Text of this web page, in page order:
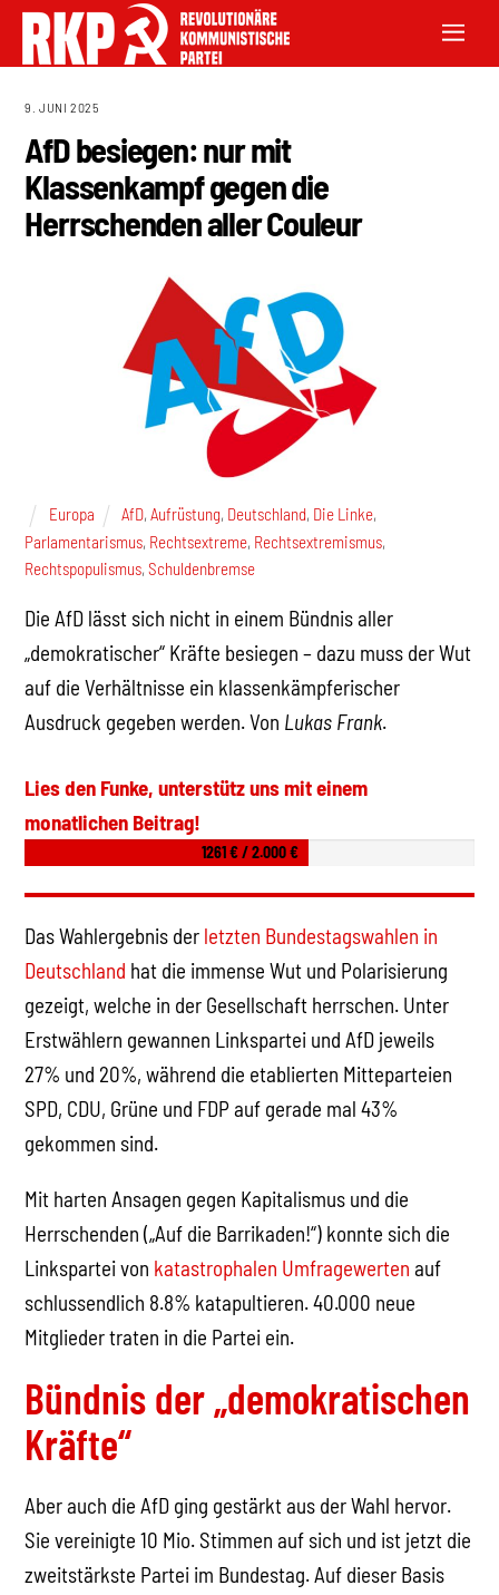
9. JUNI 2025
AfD besiegen: nur mit
Klassenkampf gegen die
Herrschenden aller Couleur
Europa AfD,Aufrüstung, Deutschland, Die Linke,
Parlamentarismus, Rechtsextreme, Rechtsextremismus,
Rechtspopulismus,Schuldenbremse
Die AfD lässt sich nicht in einem Bündnis aller
„demokratischer“ Kräfte besiegen – dazu muss der Wut
auf die Verhältnisse ein klassenkämpferischer
Ausdruck gegeben werden. Von Lukas Frank.
Lies den Funke, unterstütz uns mit einem
monatlichen Beitrag!
1261 € / 2.000 €
Das Wahlergebnis der letzten Bundestagswahlen in
Deutschland hat die immense Wut und Polarisierung
gezeigt, welche in der Gesellschaft herrschen. Unter
Erstwählern gewannen Linkspartei und AfD jeweils
27% und 20%, während die etablierten Mitteparteien
SPD, CDU, Grüne und FDP auf gerade mal 43%
gekommen sind.
Mit harten Ansagen gegen Kapitalismus und die
Herrschenden („Auf die Barrikaden!“) konnte sich die
Linkspartei von katastrophalen Umfragewerten auf
schlussendlich 8.8% katapultieren. 40.000 neue
Mitglieder traten in die Partei ein.
Bündnis der „demokratischen
Kräfte“
Aber auch die AfD ging gestärkt aus der Wahl hervor.
Sie vereinigte 10 Mio. Stimmen auf sich und ist jetzt die
zweitstärkste Partei im Bundestag. Auf dieser Basis